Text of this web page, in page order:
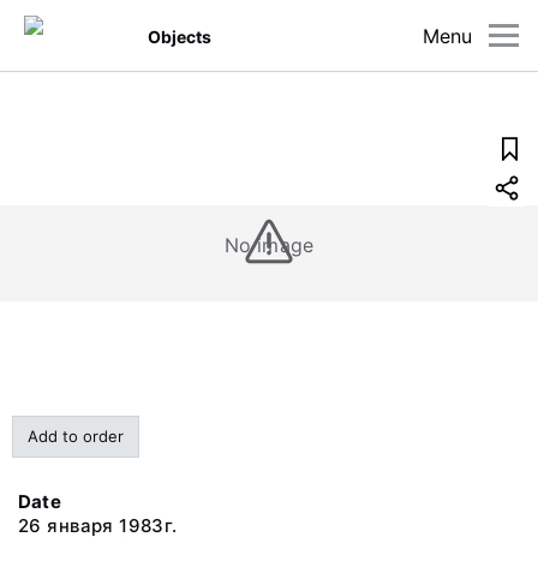
Menu
Objects
No image
Add to order
Date
26 января 1983г.